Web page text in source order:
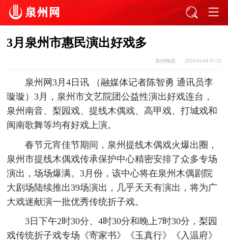
3月泉州市惠民演出好戏多
泉州晚报 2024-03-04 07:32
泉州网3月4日讯 （融媒体记者陈智勇 通讯员李
璇璇）3月，泉州市文艺院团公益性演出好戏连台，
泉州南音、梨园戏、提线木偶戏、高甲戏、打城戏和
闽南歌舞等均有好戏上演。
春节元宵佳节期间，泉州提线木偶戏火爆出圈，
泉州市提线木偶戏传承保护中心精密安排了众多专场
演出，场场爆满。3月份，该中心将在泉州木偶剧院
大剧场陆续推出39场演出，几乎天天有演出，将为广
大戏迷献演一批优秀传统折子戏。
3日下午2时30分、4时30分和晚上7时30分，梨园
戏传统折子戏专场《寄家书》《玉真行》《入温府》